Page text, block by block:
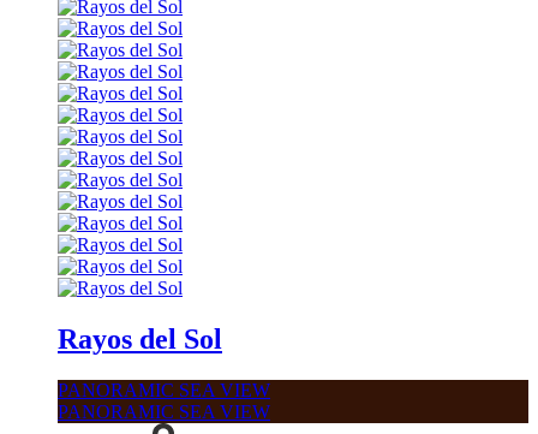
Rayos del Sol
PANORAMIC SEA VIEW
PANORAMIC SEA VIEW